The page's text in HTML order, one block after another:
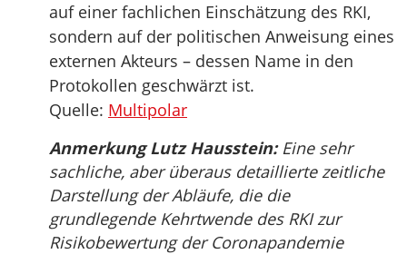
auf einer fachlichen Einschätzung des RKI,
sondern auf der politischen Anweisung eines
externen Akteurs – dessen Name in den
Protokollen geschwärzt ist.
Quelle: Multipolar
Anmerkung Lutz Hausstein:Eine sehr
sachliche, aber überaus detaillierte zeitliche
Darstellung der Abläufe, die die
grundlegende Kehrtwende des RKI zur
Risikobewertung der Coronapandemie